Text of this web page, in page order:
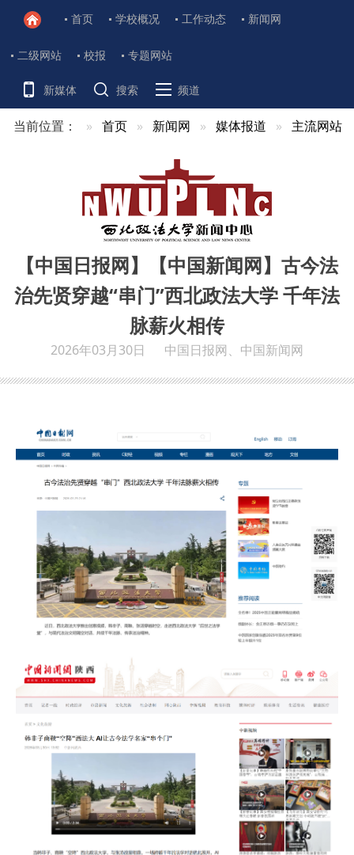
首页 学校概况 工作动态 新闻网
二级网站 校报 专题网站
新媒体 搜索 频道
当前位置： 首页 新闻网 媒体报道 主流网站
【中国日报网】【中国新闻网】古今法
治先贤穿越“串门”西北政法大学 千年法
脉薪火相传
2026年03月30日 中国日报网、中国新闻网